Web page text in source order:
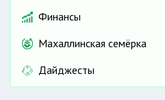
Финансы
Махаллинская семёрка
Дайджесты